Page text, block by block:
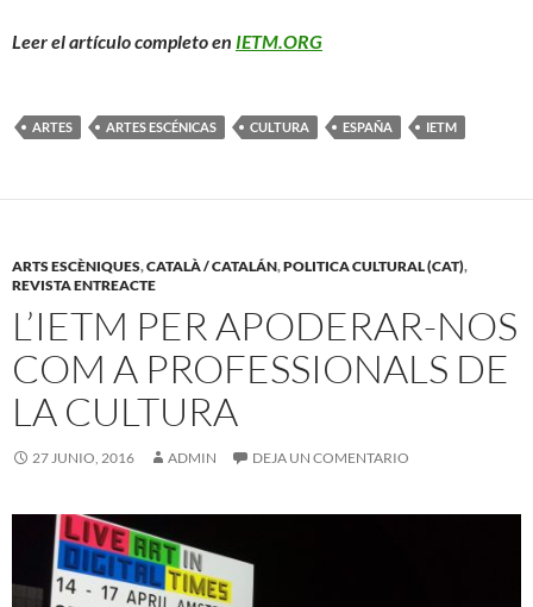
Leer el artículo completo en IETM.ORG
ARTES ARTES ESCÉNICAS CULTURA ESPAÑA IETM
ARTS ESCÈNIQUES,CATALÀ / CATALÁN,POLITICA CULTURAL (CAT),
REVISTA ENTREACTE
L’IETM PER APODERAR-NOS
COM A PROFESSIONALS DE
LA CULTURA
27 JUNIO, 2016 ADMIN DEJA UN COMENTARIO